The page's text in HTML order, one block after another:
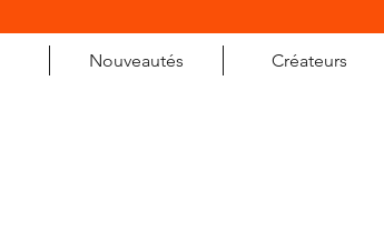
Nouveautés Créateurs